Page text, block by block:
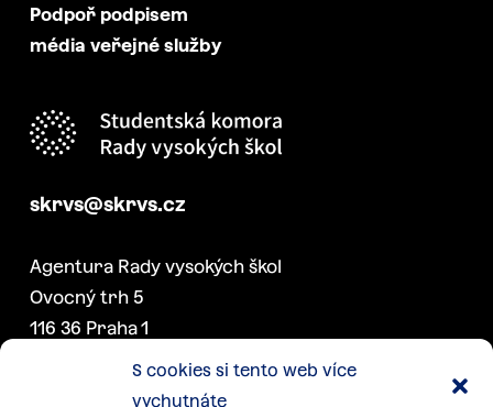
S cookies si tento web více
vychutnáte
Podpoř podpisem
média veřejné služby
skrvs@skrvs.cz
Agentura Rady vysokých škol
Ovocný trh 5
116 36 Praha 1
DALŠÍ PROJEKTY SK RVŠ